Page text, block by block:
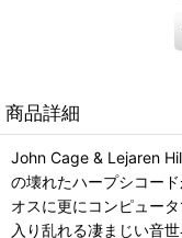
商品詳細
John Cage & Lejaren
の壊れたハープシコー
オスに更にコンピュー
入り乱れる凄まじい音